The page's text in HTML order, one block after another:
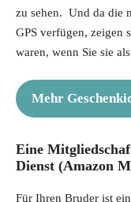
zu sehen. Und da die
GPS verfügen, zeigen
waren, wenn Sie sie
Mehr
Eine
Dienst (Amazon
Für Ihren Bruder ist